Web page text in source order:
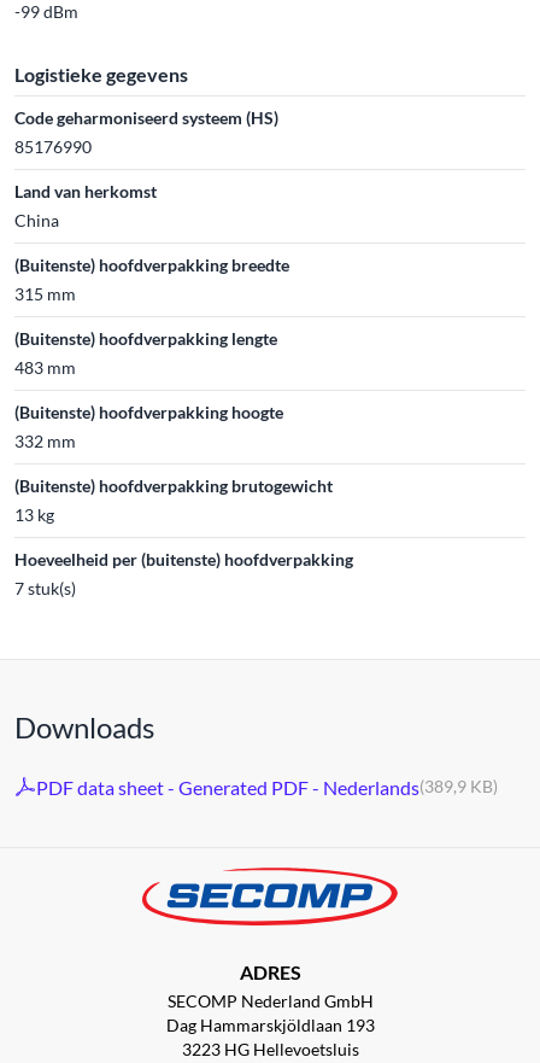
-99 dBm
Logistieke gegevens
Code geharmoniseerd systeem (HS)
85176990
Land van herkomst
China
(Buitenste) hoofdverpakking breedte
315 mm
(Buitenste) hoofdverpakking lengte
483 mm
(Buitenste) hoofdverpakking hoogte
332 mm
(Buitenste) hoofdverpakking brutogewicht
13 kg
Hoeveelheid per (buitenste) hoofdverpakking
7 stuk(s)
Downloads
PDF data sheet - Generated PDF - Nederlands(389,9 KB)
ADRES
SECOMP Nederland GmbH
Dag Hammarskjöldlaan 193
3223 HG Hellevoetsluis